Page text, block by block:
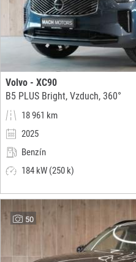
Volvo - XC90
B5 PLUS Bright, Vzduch, 360°
18 961 km
2025
Benzín
184 kW (250 k)
50